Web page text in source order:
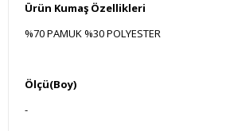
Ürün Kumaş Özellikleri
%70 PAMUK %30 POLYESTER
Ölçü(Boy)
-